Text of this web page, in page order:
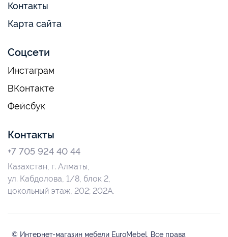
Контакты
Карта сайта
Соцсети
Инстаграм
ВКонтакте
Фейсбук
Контакты
+7 705 924 40 44
Казахстан, г. Алматы,
ул. Кабдолова, 1/8, блок 2,
цокольный этаж, 202; 202А.
© Интернет-магазин мебели EuroMebel. Все права